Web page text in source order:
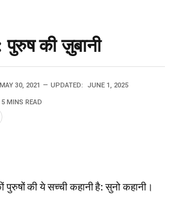
पुरुष की ज़ुबानी
MAY 30, 2021 UPDATED: JUNE 1, 2025
5 MINS READ
की ये सच्ची कहानी है: सुनो कहानी।